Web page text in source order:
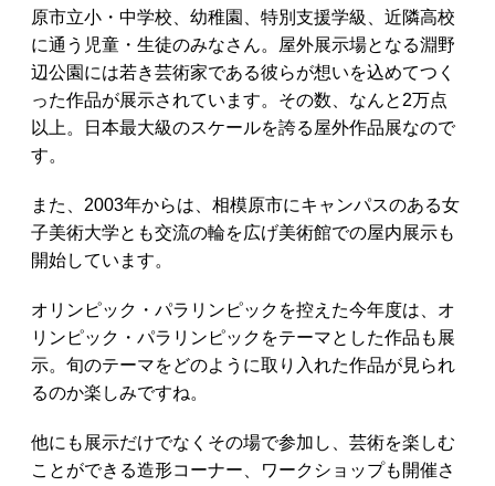
原市立小・中学校、幼稚園、特別支援学級、近隣高校
に通う児童・生徒のみなさん。屋外展示場となる淵野
辺公園には若き芸術家である彼らが想いを込めてつく
った作品が展示されています。その数、なんと2万点
以上。日本最大級のスケールを誇る屋外作品展なので
す。
また、2003年からは、相模原市にキャンパスのある女
子美術大学とも交流の輪を広げ美術館での屋内展示も
開始しています。
オリンピック・パラリンピックを控えた今年度は、オ
リンピック・パラリンピックをテーマとした作品も展
示。旬のテーマをどのように取り入れた作品が見られ
るのか楽しみですね。
他にも展示だけでなくその場で参加し、芸術を楽しむ
ことができる造形コーナー、ワークショップも開催さ